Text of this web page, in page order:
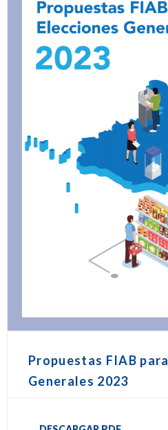
Propuestas FIAB
Generales 2023